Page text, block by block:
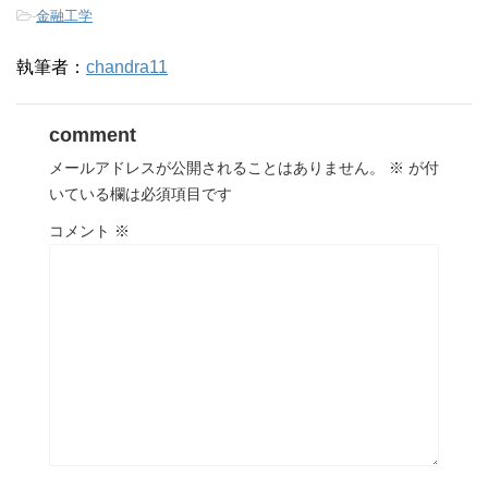
-金融工学
執筆者： chandra11
comment
メールアドレスが公開されることはありません。 ※ が付
いている欄は必須項目です
コメント ※